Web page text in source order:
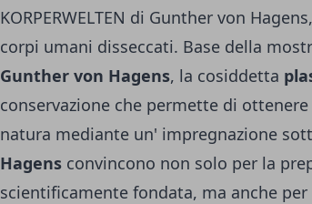
KORPERWELTEN di Gunther von
corpi umani disseccati. Base della
Gunther von Hagens, la cosiddetta
conservazione che permette di
natura mediante un' impregnazione
Hagens convincono non solo per la
scientificamente fondata, ma anche